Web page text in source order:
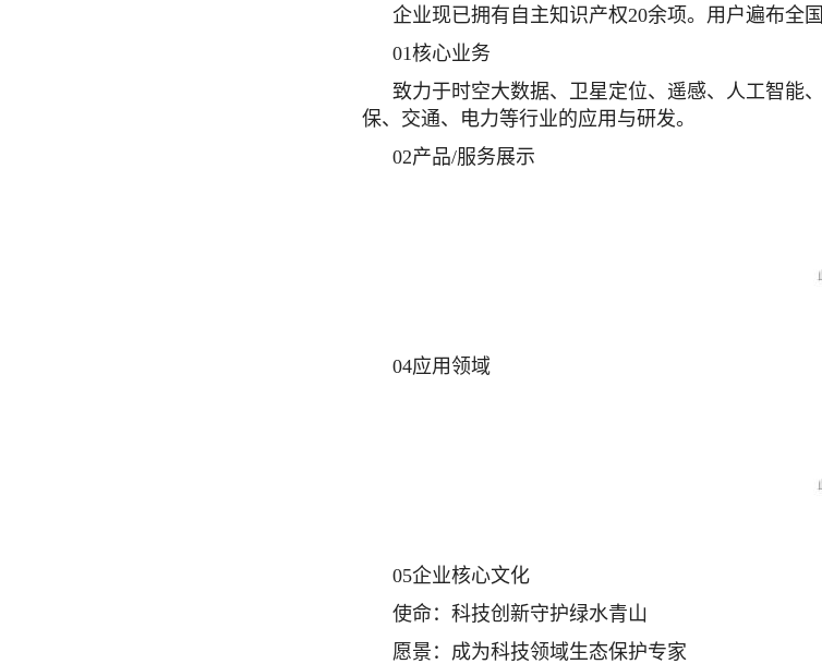
企业现已拥有自主知识产权20余项。用户遍布全
01核心业务
致力于时空大数据、卫星定位、遥感、人工智能
保、交通、电力等行业的应用与研发。
02产品/服务展示
04应用领域
05企业核心文化
使命：科技创新守护绿水青山
愿景：成为科技领域生态保护专家